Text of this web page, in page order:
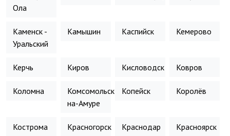
Ола
Каменск -
Уральский
Камышин Каспийск Кемерово
Керчь Киров Кисловодск Ковров
Коломна
Комсомольск-
на-Амуре
Копейск Королёв
Кострома Красногорск Краснодар Красноярск